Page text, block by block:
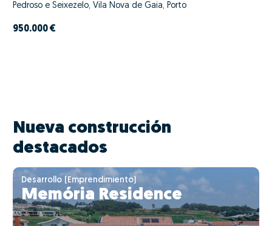
Pedroso e Seixezelo, Vila Nova de Gaia, Porto
950.000 €
Nueva construcción
destacados
Desarrollo (Emprendimiento)
Memória Residence